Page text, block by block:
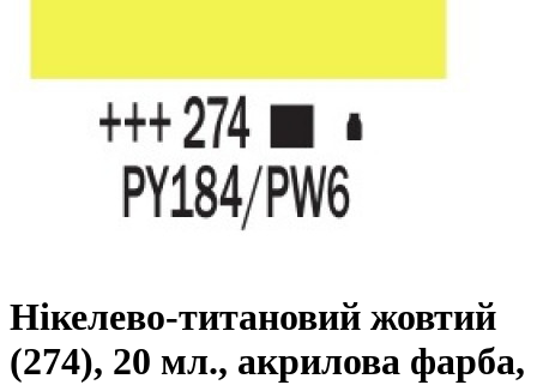
Нікелево-титановий жовтий
(274), 20 мл., акрилова фарба,